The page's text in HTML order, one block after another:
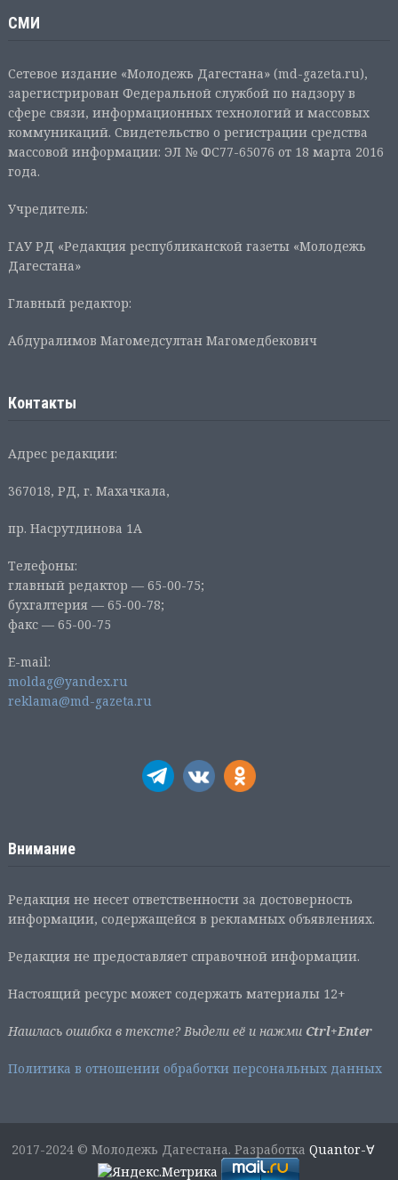
СМИ
Сетевое издание «Молодежь Дагестана» (md-gazeta.ru),
зарегистрирован Федеральной службой по надзору в
сфере связи, информационных технологий и массовых
коммуникаций. Свидетельство о регистрации средства
массовой информации: ЭЛ № ФС77-65076 от 18 марта 2016
года.
Учредитель:
ГАУ РД «Редакция республиканской газеты «Молодежь
Дагестана»
Главный редактор:
Абдуралимов Магомедсултан Магомедбекович
Контакты
Адрес редакции:
367018, РД, г. Махачкала,
пр. Насрутдинова 1А
Телефоны:
главный редактор — 65-00-75;
бухгалтерия — 65-00-78;
факс — 65-00-75
E-mail:
moldag@yandex.ru
reklama@md-gazeta.ru
Внимание
Редакция не несет ответственности за достоверность
информации, содержащейся в рекламных объявлениях.
Редакция не предоставляет справочной информации.
Настоящий ресурс может содержать материалы 12+
Нашлась ошибка в тексте? Выдели её и нажми Ctrl+Enter
Политика в отношении обработки персональных данных
2017-2024 © Молодежь Дагестана. РазработкаQuantor-∀